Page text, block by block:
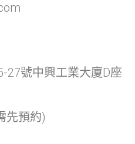
27號中興工業大廈D座
先預約)